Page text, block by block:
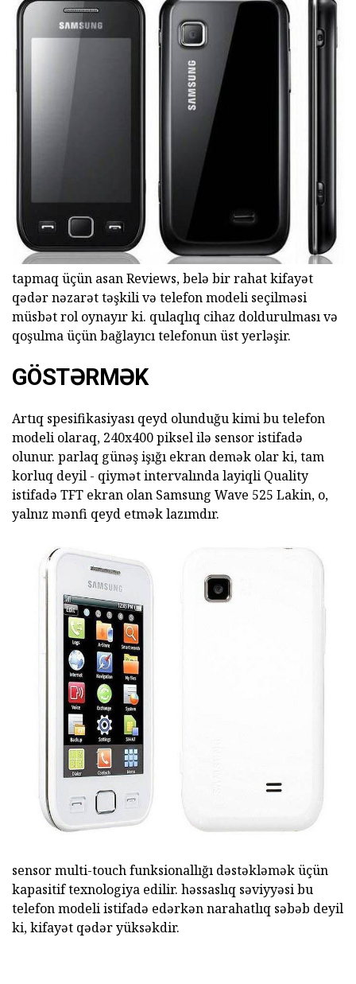
tapmaq üçün asan Reviews, belə bir rahat kifayət
qədər nəzarət təşkili və telefon modeli seçilməsi
müsbət rol oynayır ki. qulaqlıq cihaz doldurulması və
qoşulma üçün bağlayıcı telefonun üst yerləşir.
GÖSTƏRMƏK
Artıq spesifikasiyası qeyd olunduğu kimi bu telefon
modeli olaraq, 240x400 piksel ilə sensor istifadə
olunur. parlaq günəş işığı ekran demək olar ki, tam
korluq deyil - qiymət intervalında layiqli Quality
istifadə TFT ekran olan Samsung Wave 525 Lakin, o,
yalnız mənfi qeyd etmək lazımdır.
sensor multi-touch funksionallığı dəstəkləmək üçün
kapasitif texnologiya edilir. həssaslıq səviyyəsi bu
telefon modeli istifadə edərkən narahatlıq səbəb deyil
ki, kifayət qədər yüksəkdir.